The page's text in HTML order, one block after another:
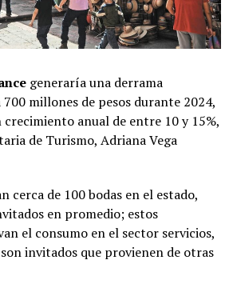
generaría una derrama
700 millones de pesos durante 2024,
anual de entre 10 y 15%,
de Turismo, Adriana Vega
cerca de 100 bodas en el estado,
en promedio; estos
el consumo en el sector servicios,
invitados que provienen de otras